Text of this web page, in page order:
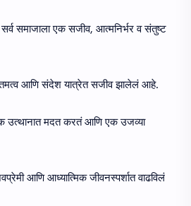
समाजाला एक सजीव, आत्मनिर्भर व संतुष्ट
आणि संदेश यात्रेत सजीव झालेलं आहे.
उत्थानात मदत करतं आणि एक उजव्या
आणि आध्यात्मिक जीवनस्पर्शात वाढविलं